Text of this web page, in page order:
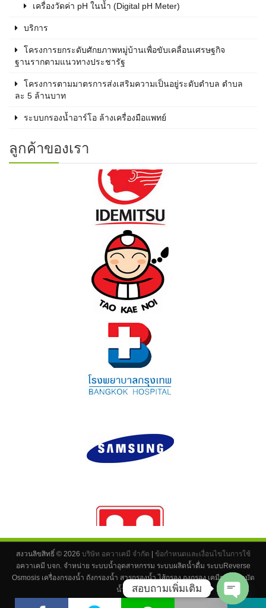
เครื่องวัดค่า pH ในน้ำ (Digital pH Meter)
บริการ
โครงการยกระดับศักยภาพหมู่บ้านเพื่อขับเคลื่อนเศรษฐกิจ
ฐานรากตามแนวทางประชารัฐ
โครงการตามมาตรการส่งเสริมความเป็นอยู่ระดับตำบล ตำบล
ละ 5 ล้านบาท
ระบบกรองน้ำอาร์โอ ล้างเครื่องมือแพทย์
ลูกค้าของเรา
สงวนลิขสิทธิ์ © 2026 บริษัท อควาเคมี จำกัด
ข้อกำหนดและเงื่อนไขในการใช้
อควาเคมี บจก. จำหน่าย ระบบน้ำอุตสาหกรรม ระบบผลิตน้ำดื่ม ระบบReverse
Osmosis เครื่องกรองน้ำ ถังกรองน้ำ สารกรองน้ำ ไส้กรอง ถุงกรอง เคมีระบบบำบัด
น้ำ ทุกชนิดสอบถามเพิ่มเติม